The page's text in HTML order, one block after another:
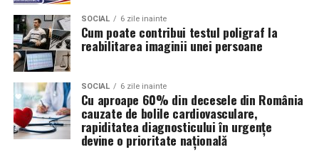
SOCIAL 6 zile inainte
Cum poate contribui testul poligraf la
reabilitarea imaginii unei persoane
SOCIAL 6 zile inainte
Cu aproape 60% din decesele din România
cauzate de bolile cardiovasculare,
rapiditatea diagnosticului în urgențe
devine o prioritate națională